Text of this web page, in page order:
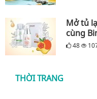
Mở tủ
cùng
48
THỜI TRANG